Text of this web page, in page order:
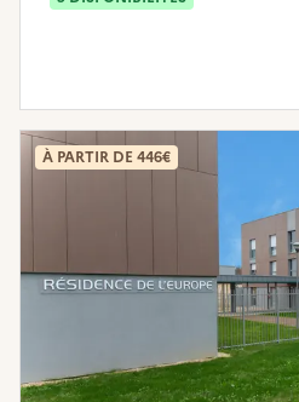
À PARTIR DE 446€